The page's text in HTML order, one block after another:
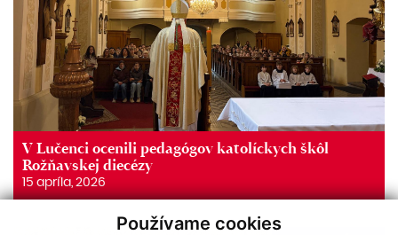
Používame cookies
V Lučenci ocenili pedagógov katolíckych škôl
Rožňavskej diecézy
15 apríla, 2026